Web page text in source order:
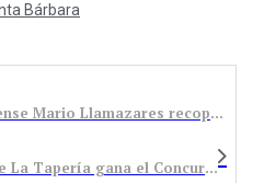
Bárbara
“Impresiones” del bembibrense Mario Llamazares recopila los poemas de más de una década
La teja crujiente de botillo de La Tapería gana el Concurso de Pinchos del Botillo